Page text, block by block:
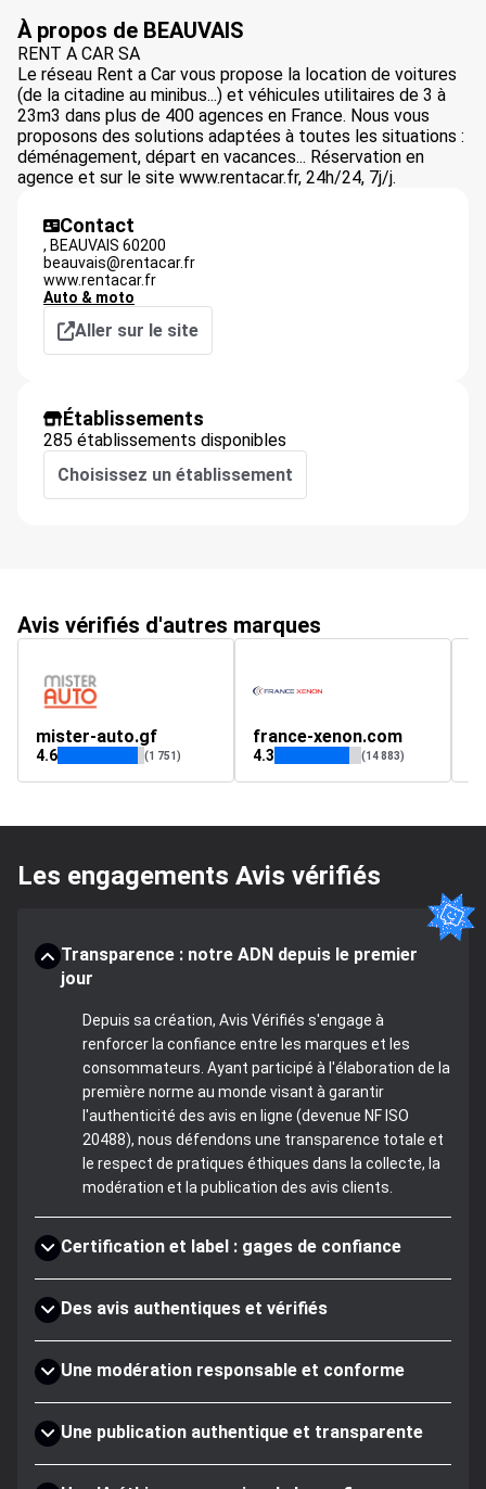
À propos de BEAUVAIS
RENT A CAR SA
Le réseau Rent a Car vous propose la location de voitures
(de la citadine au minibus...) et véhicules utilitaires de 3 à
23m3 dans plus de 400 agences en France. Nous vous
proposons des solutions adaptées à toutes les situations :
déménagement, départ en vacances... Réservation en
agence et sur le site www.rentacar.fr, 24h/24, 7j/j.
Contact
, BEAUVAIS 60200
beauvais@rentacar.fr
www.rentacar.fr
Auto & moto
Aller sur le site
Établissements
285 établissements disponibles
Choisissez un établissement
Avis vérifiés d'autres marques
mister-auto.gf
4.6 (1 751)
france-xenon.com
4.3 (14 883)
Les engagements Avis vérifiés
Transparence : notre ADN depuis le premier
jour
Depuis sa création, Avis Vérifiés s'engage à
renforcer la confiance entre les marques et les
consommateurs. Ayant participé à l'élaboration de la
première norme au monde visant à garantir
l'authenticité des avis en ligne (devenue NF ISO
20488), nous défendons une transparence totale et
le respect de pratiques éthiques dans la collecte, la
modération et la publication des avis clients.
Certification et label : gages de confiance
Des avis authentiques et vérifiés
Une modération responsable et conforme
Une publication authentique et transparente